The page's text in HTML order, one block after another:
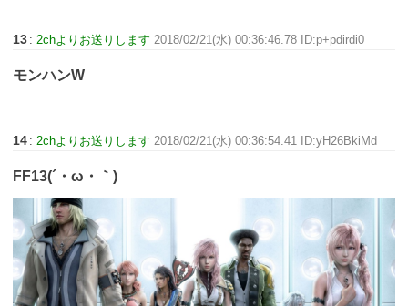
13 :2chよりお送りします 2018/02/21(水) 00:36:46.78 ID:p+pdirdi0
モンハンW
14 :2chよりお送りします 2018/02/21(水) 00:36:54.41 ID:yH26BkiMd
FF13(´・ω・｀)